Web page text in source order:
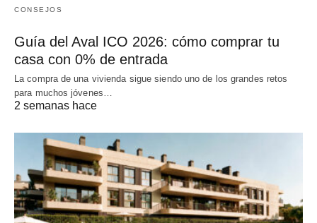
CONSEJOS
Guía del Aval ICO 2026: cómo comprar tu
casa con 0% de entrada
La compra de una vivienda sigue siendo uno de los grandes retos
para muchos jóvenes…
2 semanas hace